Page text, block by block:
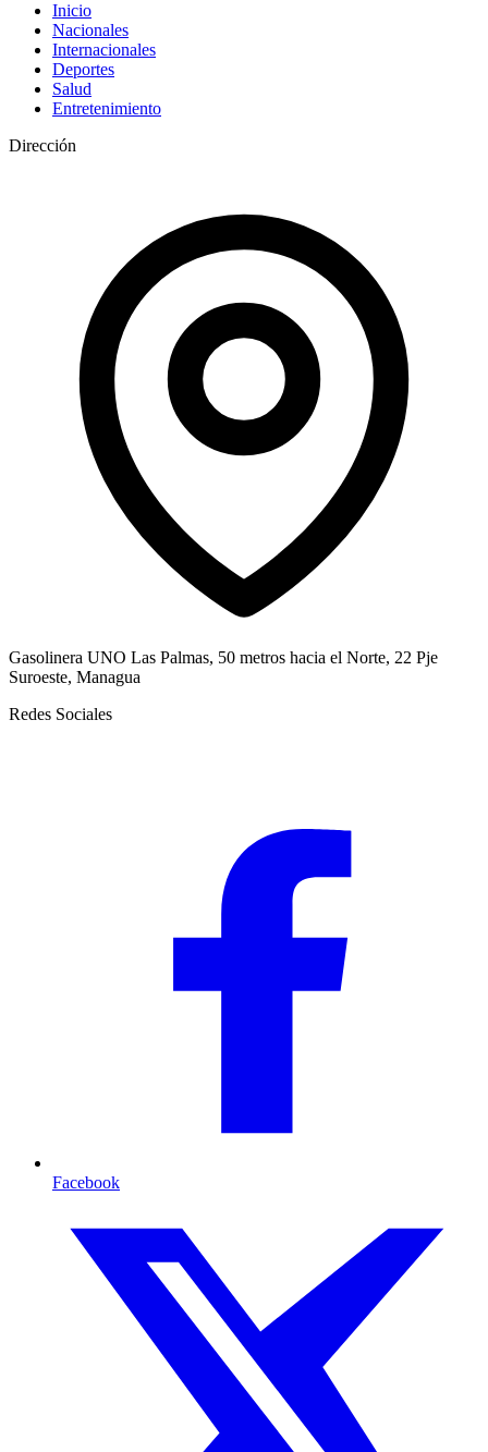
Inicio
Nacionales
Internacionales
Deportes
Salud
Entretenimiento
Dirección
Gasolinera UNO Las Palmas, 50 metros hacia el Norte, 22 Pje
Suroeste, Managua
Redes Sociales
Facebook